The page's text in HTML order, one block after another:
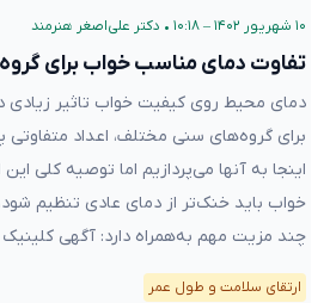
۱۰ شهریور ۱۴۰۲ – ۱۰:۱۸ • دکتر علی‌اصغر هنرمند
تفاوت دمای مناسب خواب برای
دمای محیط روی کیفیت خواب تاثیر زیادی
برای گروه‌های سنی مختلف، اعداد
اینجا به آنها می‌پردازیم اما توصیه کلی
خواب باید خنک‌تر از دمای عادی تنظیم
چند مزیت مهم به‌همراه دارد: آگهی
ارتقای سلامت و طول عمر